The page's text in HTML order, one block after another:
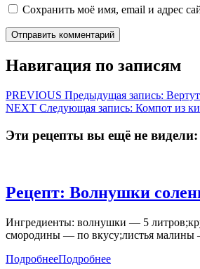
Сохранить моё имя, email и адрес
Навигация по записям
PREVIOUS Предыдущая запись:
NEXT Следующая запись: Компот из
Эти рецепты вы ещё не видели:
Рецепт: Волнушки
Ингредиенты: волнушки — 5
смородины — по вкусу;листья
ПодробнееПодробнее